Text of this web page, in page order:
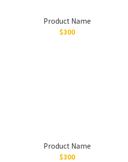
Product Name
$300
Product Name
$300